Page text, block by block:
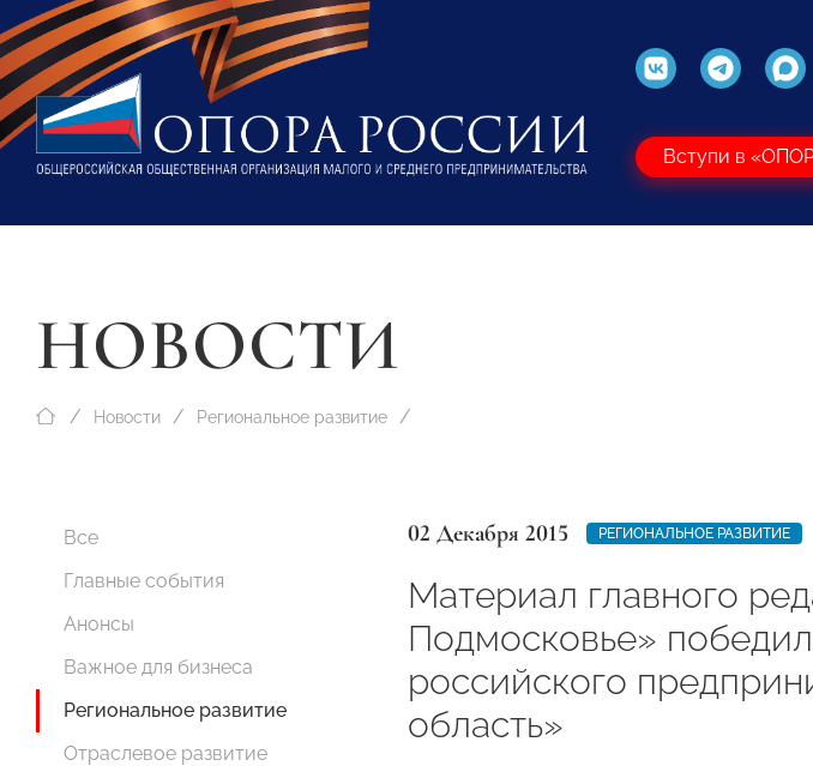
Вступи в
НОВОСТИ
Новости Региональное развитие
Все
Главные события
Анонсы
Важное для бизнеса
Региональное развитие
Отраслевое развитие
02 Декабря 2015 РЕГИОНАЛЬНОЕ РАЗВИТИЕ
Материал главного
Подмосковье»
российского
область»